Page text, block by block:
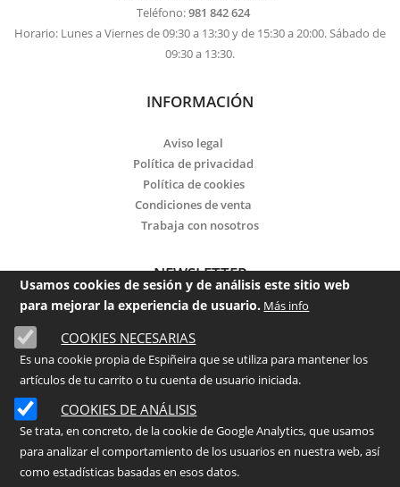
Teléfono:981 842 624
Horario: Lunes a Viernes de 09:30 a 13:30 y de 15:30 a 20:00. Sábado de
09:30 a 13:30.
INFORMACIÓN
Aviso legal
Política de privacidad
Política de cookies
Condiciones de venta
Trabaja con nosotros
NEWSLETTER
Email
He leído y acepto lapolítica de privacidad
©2026 - ESPIÑEIRA Centro de Jardinería
Usamos cookies de sesión y de análisis este sitio web
para mejorar la experiencia de usuario. Más info
COOKIES NECESARIAS
Es una cookie propia de Espiñeira que se utiliza para mantener los
artículos de tu carrito o tu cuenta de usuario iniciada.
COOKIES DE ANÁLISIS
Se trata, en concreto, de la cookie de Google Analytics, que usamos
para analizar el comportamiento de los usuarios en nuestra web, así
como estadísticas basadas en esos datos.